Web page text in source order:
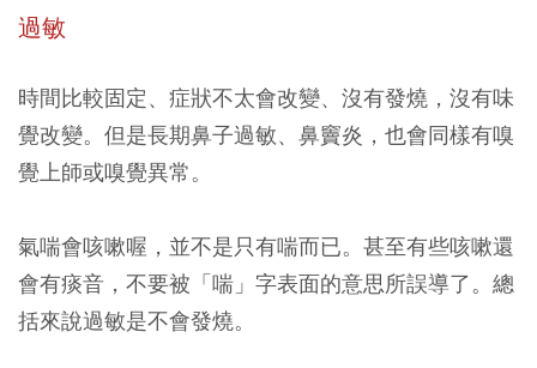
過敏
時間比較固定、症狀不太會改變、沒有發燒，沒有味
覺改變。但是長期鼻子過敏、鼻竇炎，也會同樣有嗅
覺上師或嗅覺異常。
氣喘會咳嗽喔，並不是只有喘而已。甚至有些咳嗽還
會有痰音，不要被「喘」字表面的意思所誤導了。 總
括來說過敏是不會發燒。